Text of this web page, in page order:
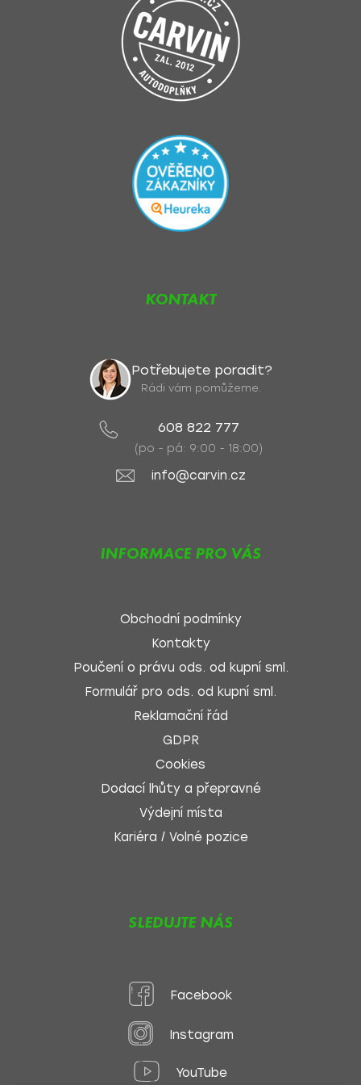
KONTAKT
Potřebujete poradit?
Rádi vám pomůžeme.
608 822 777
(po - pá: 9:00 - 18:00)
info@carvin.cz
INFORMACE PRO VÁS
Obchodní podmínky
Kontakty
Poučení o právu ods. od kupní sml.
Formulář pro ods. od kupní sml.
Reklamační řád
GDPR
Cookies
Dodací lhůty a přepravné
Výdejní místa
Kariéra / Volné pozice
SLEDUJTE NÁS
Facebook
Instagram
YouTube